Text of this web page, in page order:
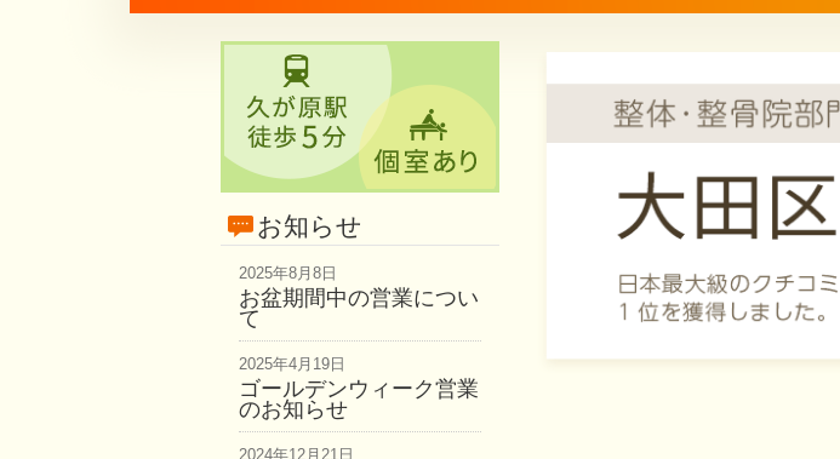
お知らせ
2025年8月8日
お盆期間中の営業につい
て
2025年4月19日
ゴールデンウィーク営業
のお知らせ
2024年12月21日